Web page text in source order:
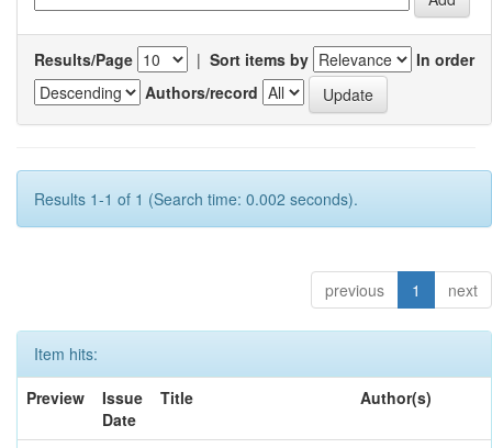
Results/Page | Sort items by
In order
Authors/record
Results 1-1 of 1 (Search time: 0.002 seconds).
previous 1 next
Item hits:
Preview
Issue
Date
Title Author(s)